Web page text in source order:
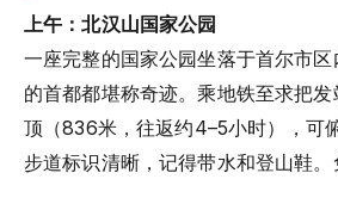
上午：北汉山国家公园
一座完整的国家公园坐落于首尔市
的首都都堪称奇迹。乘地铁至求把
顶（836米，往返约4–5小时），可
步道标识清晰，记得带水和登山鞋。